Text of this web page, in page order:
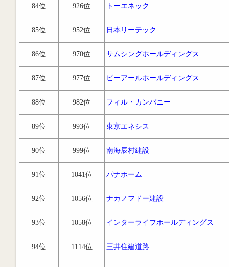
84位 926位 トーエネック
85位 952位 日本リーテック
86位 970位 サムシングホールディングス
87位 977位 ビーアールホールディングス
88位 982位 フィル・カンパニー
89位 993位 東京エネシス
90位 999位 南海辰村建設
91位 1041位 パナホーム
92位 1056位 ナカノフドー建設
93位 1058位 インターライフホールディングス
94位 1114位 三井住建道路